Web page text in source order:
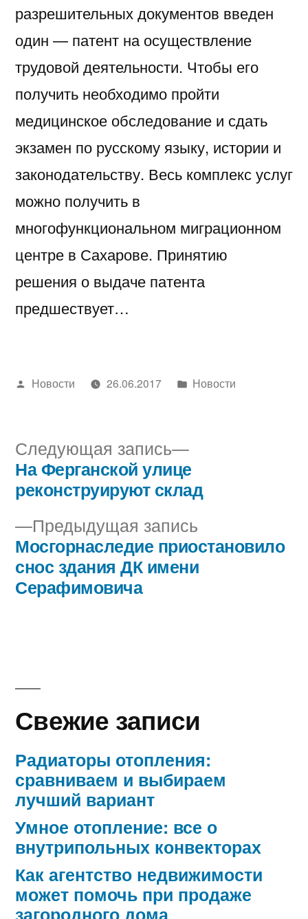
разрешительных документов введен
один — патент на осуществление
трудовой деятельности. Чтобы его
получить необходимо пройти
медицинское обследование и сдать
экзамен по русскому языку, истории и
законодательству. Весь комплекс услуг
можно получить в
многофункциональном миграционном
центре в Сахарове. Принятию
решения о выдаче патента
предшествует…
Написано
Новости 26.06.2017
Написано
Новости
Навигация
записям
Предыдущая запись
запись:
Мосгорнаследие приостановило
снос здания ДК имени
Серафимовича
Следующая запись
Следующая
запись:
На Ферганской улице
реконструируют склад
Свежие записи
Радиаторы отопления:
сравниваем и выбираем
лучший вариант
Умное отопление: все о
внутрипольных конвекторах
Как агентство недвижимости
может помочь при продаже
загородного дома